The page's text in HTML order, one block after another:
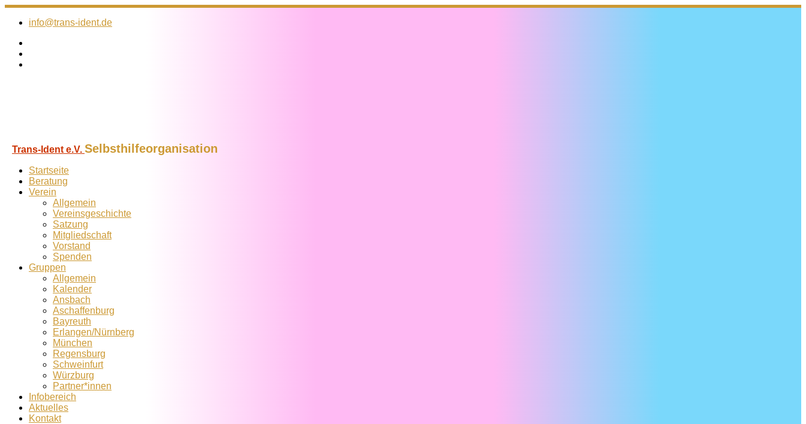
Zum
Inhalt
info@trans-ident.de
Trans-Ident e.V. Selbsthilfeorganisation
Startseite
Beratung
Verein
Allgemein
Vereins­geschichte
Satzung
Mitglied­schaft
Vorstand
Spenden
Gruppen
Allgemein
Kalender
Ansbach
Aschaffenburg
Bayreuth
Erlangen/Nürnberg
München
Regensburg
Schweinfurt
Würzburg
Partner*innen
Infobereich
Aktuelles
Kontakt